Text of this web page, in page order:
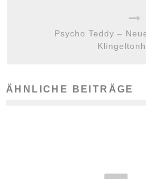
Psycho Teddy –
ÄHNLICHE BEITRÄGE